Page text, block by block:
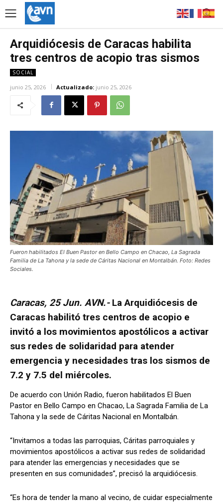
Arquidiócesis de Caracas habilita
tres centros de acopio tras sismos
SOCIAL
junio 25, 2026 Actualizado: junio 25, 2026
Fueron habilitados El Buen Pastor en Bello Campo en Chacao, La Sagrada
Familia de La Tahona y la sede de Cáritas Nacional en Montalbán. Foto: Redes
Sociales.
Caracas, 25 Jun. AVN.- La Arquidiócesis de
Caracas habilitó tres centros de acopio e
invitó a los movimientos apostólicos a activar
sus redes de solidaridad para atender
emergencia y necesidades tras los sismos de
7.2 y 7.5 del miércoles.
De acuerdo con Unión Radio, fueron habilitados El Buen
Pastor en Bello Campo en Chacao, La Sagrada Familia de La
Tahona y la sede de Cáritas Nacional en Montalbán.
“Invitamos a todas las parroquias, Cáritas parroquiales y
movimientos apostólicos a activar sus redes de solidaridad
para atender las emergencias y necesidades que se
presenten en sus comunidades”, precisó la arquidiócesis.
“Es hora de tender la mano al vecino, de cuidar especialmente